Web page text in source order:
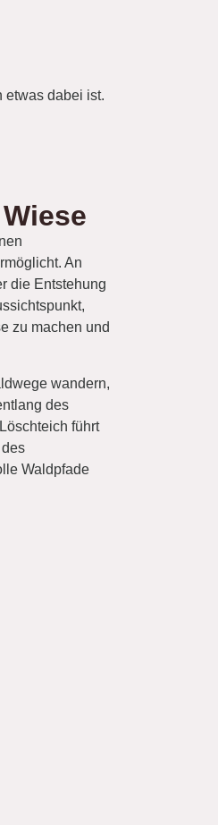
etwas dabei ist.
An
die Entstehung
zu machen und
wandern,
des
führt
Waldpfade